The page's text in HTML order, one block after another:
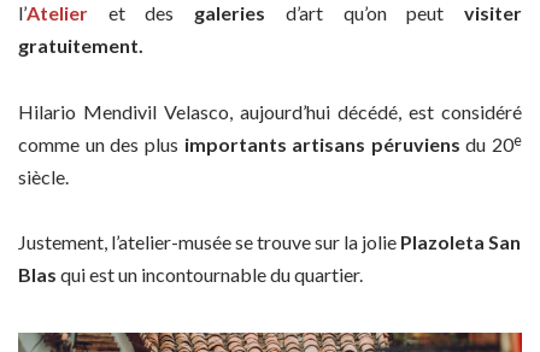
l’Atelier et des galeries d’art qu’on peutvisiter
gratuitement.
Hilario Mendivil Velasco, aujourd’hui décédé, est considéré
comme un des plus importants artisans péruviens du 20e
siècle.
Justement, l’atelier-musée se trouve sur la jolie Plazoleta San
Blas qui est un incontournable du quartier.